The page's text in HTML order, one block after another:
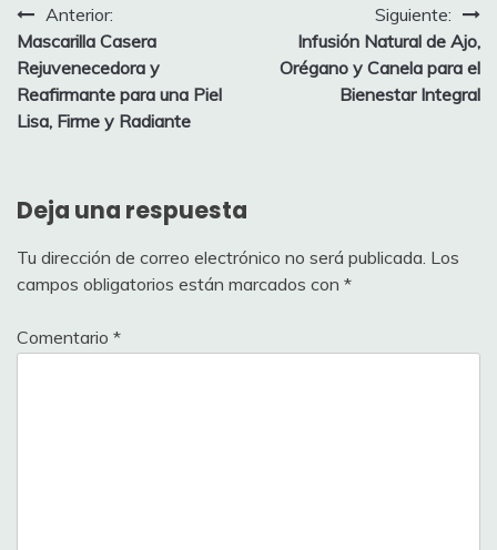
Navegación
de
entradas
Anterior:
Mascarilla Casera
Rejuvenecedora y
Reafirmante para una Piel
Lisa, Firme y Radiante
Siguiente:
Infusión Natural de Ajo,
Orégano y Canela para el
Bienestar Integral
Deja una respuesta
Tu dirección de correo electrónico no será publicada. Los
campos obligatorios están marcados con *
Comentario *